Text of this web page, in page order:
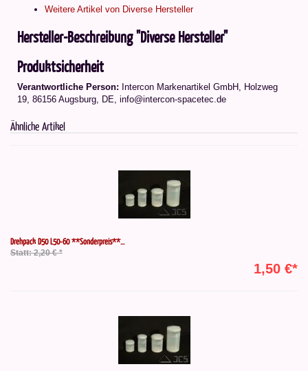
Weitere Artikel von Diverse Hersteller
Hersteller-Beschreibung "Diverse Hersteller"
Produktsicherheit
Verantwortliche Person: Intercon Markenartikel GmbH, Holzweg
19, 86156 Augsburg, DE, info@intercon-spacetec.de
Ähnliche Artikel
Drehpack D50 L50-60 **Sonderpreis**...
Statt: 2,20 € *
1,50 €*